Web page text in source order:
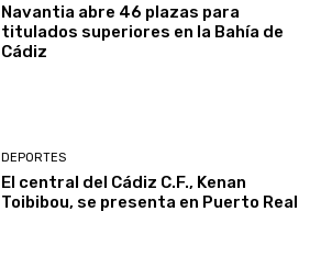
Navantia abre 46 plazas para
titulados superiores en la Bahía de
Cádiz
DEPORTES
El central del Cádiz C.F., Kenan
Toibibou, se presenta en Puerto Real